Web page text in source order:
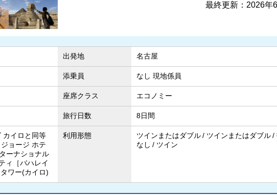
最終更新：2026年
出発地 名古屋
添乗員 なし 現地係員
座席クラス エコノミー
旅行日数 8日間
カイロと同等
ョージ ホテ
ーナショナル
ィ［バハレイ
ワー(カイロ)
利用形態 ツインまたはダブル ツインまたはダブル
なし
ツイン